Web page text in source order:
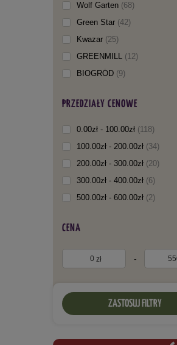
Wolf Garten 68
Green Star 42
Kwazar 25
GREENMILL 12
BIOGRÓD 9
Bradas
5
Browin
3
Progarden
2
WelKut
Chomik
Form Plastic
1
Przedsiębiorstwo Solidarność
PRZEDZIAŁY CENOWE
0.00zł - 100.00zł 118
100.00zł - 200.00zł 34
200.00zł - 300.00zł 20
300.00zł - 400.00zł 6
500.00zł - 600.00zł 2
CENA
zł -
ZASTOSUJ FILTRY